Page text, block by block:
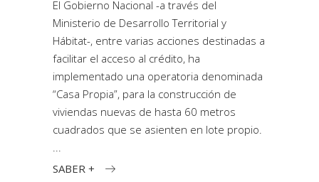
El Gobierno Nacional -a través del
Ministerio de Desarrollo Territorial y
Hábitat-, entre varias acciones destinadas a
facilitar el acceso al crédito, ha
implementado una operatoria denominada
“Casa Propia”, para la construcción de
viviendas nuevas de hasta 60 metros
cuadrados que se asienten en lote propio.
SABER +